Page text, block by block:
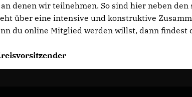
denen wir teilnehmen. So sind hier neben
über eine intensive und konstruktive
du online Mitglied werden willst, dann